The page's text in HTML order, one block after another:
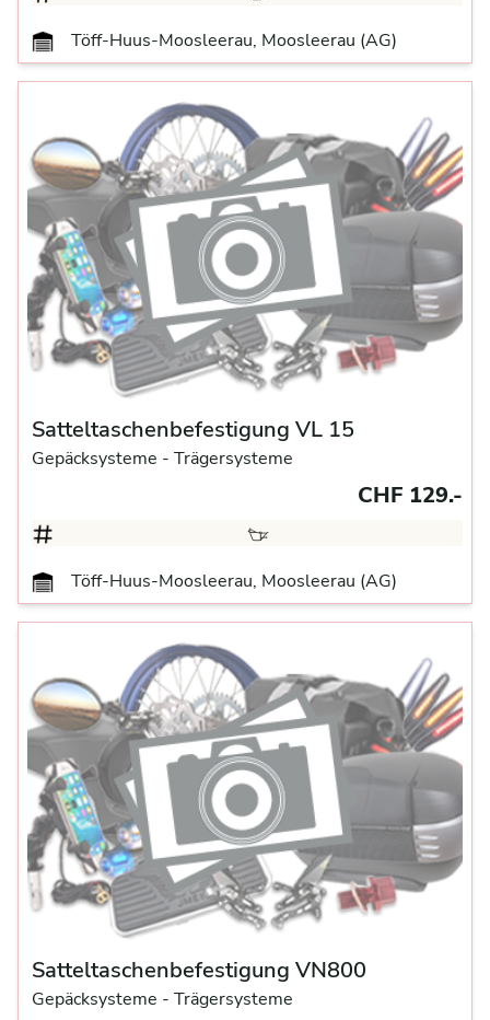
Töff-Huus-Moosleerau, Moosleerau (AG)
Satteltaschenbefestigung VL 15
Gepäcksysteme - Trägersysteme
CHF 129.-
Töff-Huus-Moosleerau, Moosleerau (AG)
Satteltaschenbefestigung VN800
Gepäcksysteme - Trägersysteme